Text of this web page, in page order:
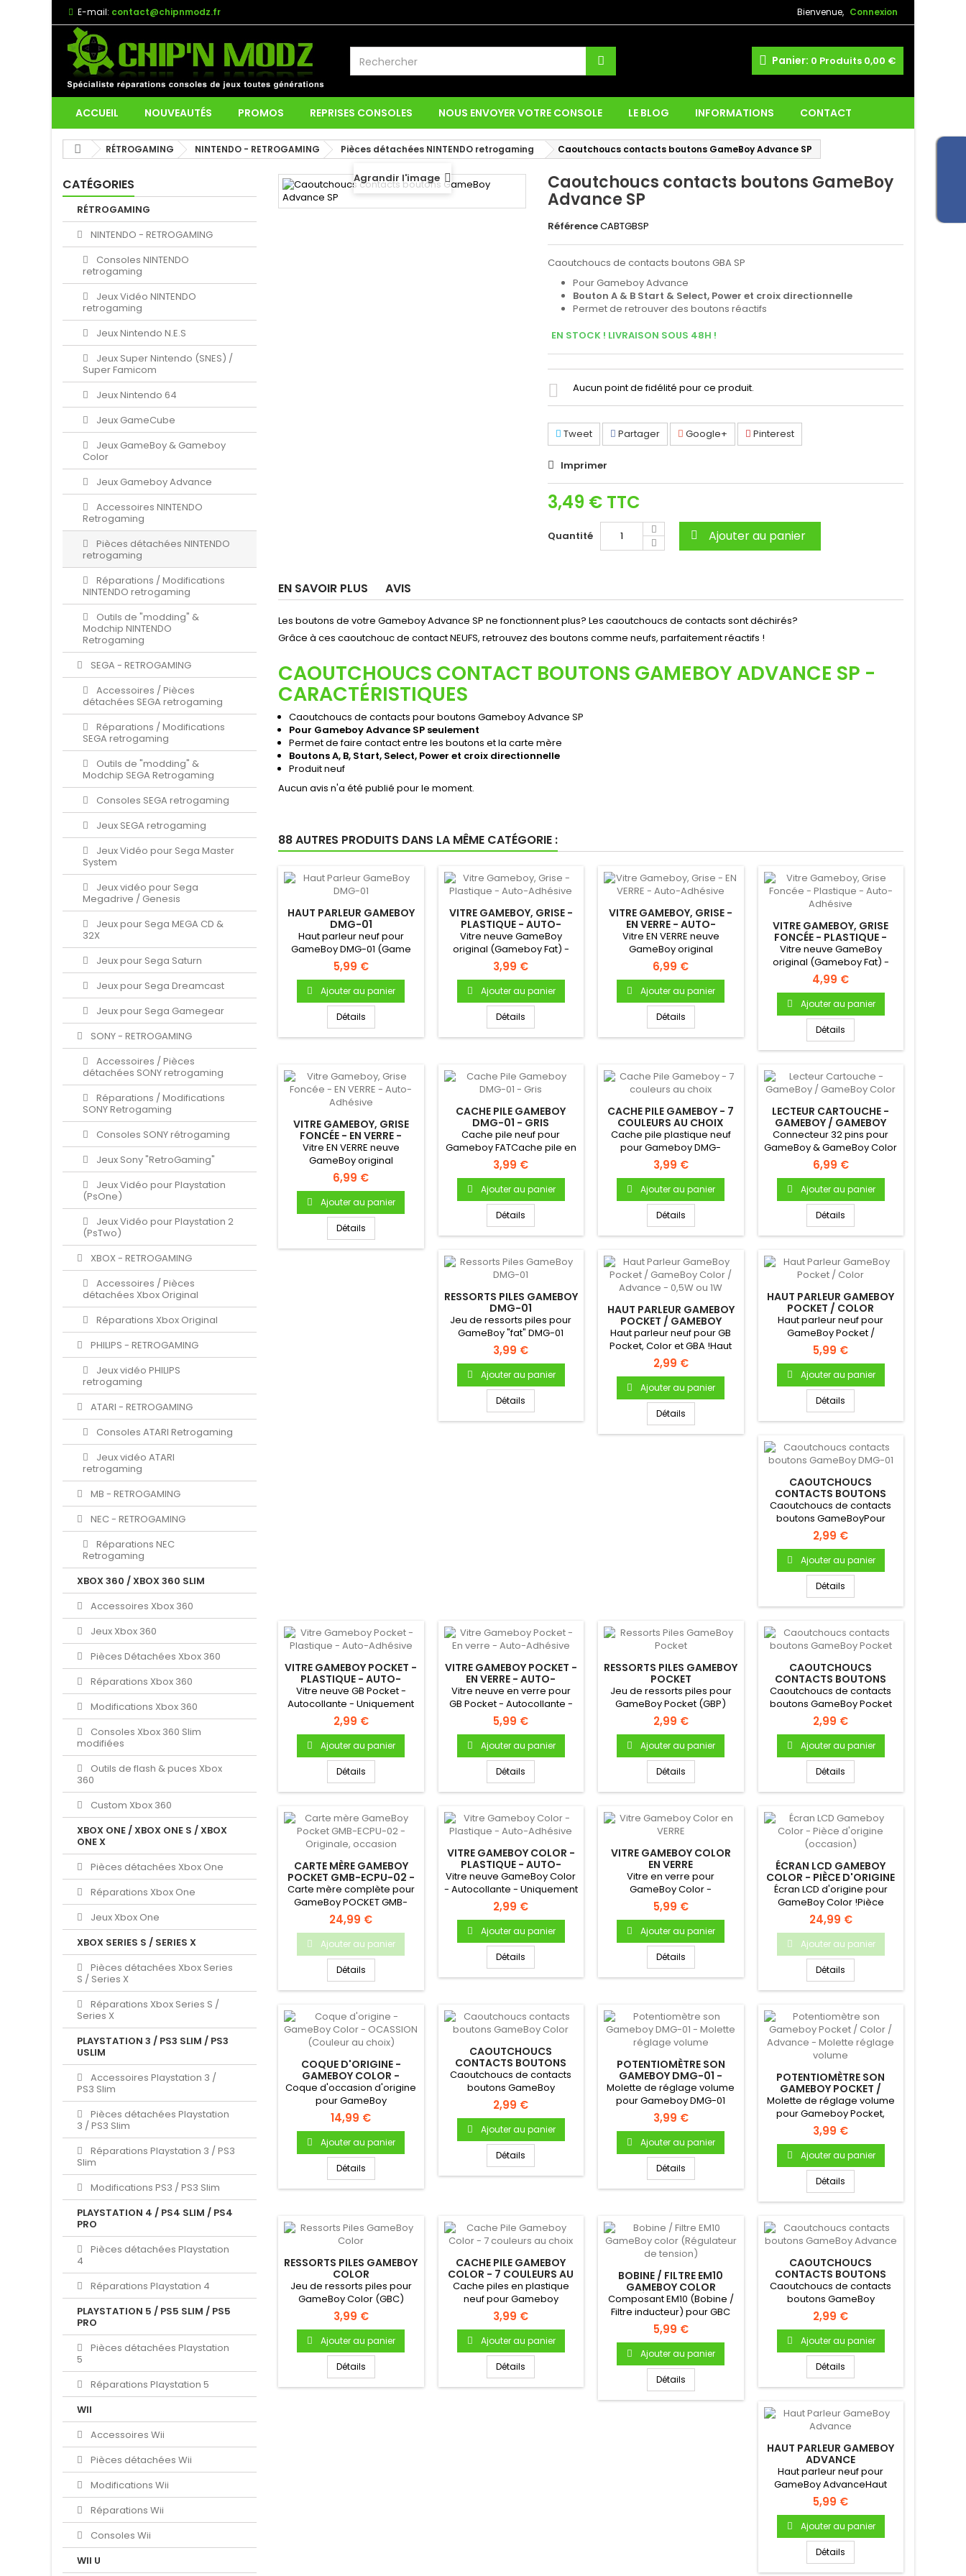
Bienvenue, Connexion
E-mail: contact@chipnmodz.fr
Panier: 0 Produits 0,00 €
ACCUEIL NOUVEAUTÉS PROMOS REPRISES CONSOLES NOUS ENVOYER VOTRE CONSOLE LE BLOG INFORMATIONS CONTACT
RÉTROGAMING NINTENDO - RETROGAMING Pièces détachées NINTENDO retrogaming Caoutchoucs contacts boutons GameBoy Advance SP
CATÉGORIES
RÉTROGAMING
NINTENDO - RETROGAMING
Consoles NINTENDO
retrogaming
Jeux Vidéo NINTENDO
retrogaming
Jeux Nintendo N.E.S
Jeux Super Nintendo (SNES) /
Super Famicom
Jeux Nintendo 64
Jeux GameCube
Jeux GameBoy & Gameboy
Color
Jeux Gameboy Advance
Accessoires NINTENDO
Retrogaming
Pièces détachées NINTENDO
retrogaming
Réparations / Modifications
NINTENDO retrogaming
Outils de "modding" &
Modchip NINTENDO
Retrogaming
SEGA - RETROGAMING
Accessoires / Pièces
détachées SEGA retrogaming
Réparations / Modifications
SEGA retrogaming
Outils de "modding" &
Modchip SEGA Retrogaming
Consoles SEGA retrogaming
Jeux SEGA retrogaming
Jeux Vidéo pour Sega Master
System
Jeux vidéo pour Sega
Megadrive / Genesis
Jeux pour Sega MEGA CD &
32X
Jeux pour Sega Saturn
Jeux pour Sega Dreamcast
Jeux pour Sega Gamegear
SONY - RETROGAMING
Accessoires / Pièces
détachées SONY retrogaming
Réparations / Modifications
SONY Retrogaming
Consoles SONY rétrogaming
Jeux Sony "RetroGaming"
Jeux Vidéo pour Playstation
(PsOne)
Jeux Vidéo pour Playstation 2
(PsTwo)
XBOX - RETROGAMING
Accessoires / Pièces
détachées Xbox Original
Réparations Xbox Original
PHILIPS - RETROGAMING
Jeux vidéo PHILIPS
retrogaming
ATARI - RETROGAMING
Consoles ATARI Retrogaming
Jeux vidéo ATARI
retrogaming
MB - RETROGAMING
NEC - RETROGAMING
Réparations NEC
Retrogaming
XBOX 360 / XBOX 360 SLIM
Accessoires Xbox 360
Jeux Xbox 360
Pièces Détachées Xbox 360
Réparations Xbox 360
Modifications Xbox 360
Consoles Xbox 360 Slim
modifiées
Outils de flash & puces Xbox
360
Custom Xbox 360
XBOX ONE / XBOX ONE S / XBOX
ONE X
Pièces détachées Xbox One
Réparations Xbox One
Jeux Xbox One
XBOX SERIES S / SERIES X
Pièces détachées Xbox Series
S / Series X
Réparations Xbox Series S /
Series X
PLAYSTATION 3 / PS3 SLIM / PS3
USLIM
Accessoires Playstation 3 /
PS3 Slim
Pièces détachées Playstation
3 / PS3 Slim
Réparations Playstation 3 / PS3
Slim
Modifications PS3 / PS3 Slim
PLAYSTATION 4 / PS4 SLIM / PS4
PRO
Pièces détachées Playstation
4
Réparations Playstation 4
PLAYSTATION 5 / PS5 SLIM / PS5
PRO
Pièces détachées Playstation
5
Réparations Playstation 5
WII
Accessoires Wii
Pièces détachées Wii
Modifications Wii
Réparations Wii
Consoles Wii
WII U
Agrandir l'image Caoutchoucs contacts boutons GameBoy
Advance SP
RéférenceCABTGBSP
Caoutchoucs de contacts boutons GBA SP
Pour Gameboy Advance
Bouton A & B Start & Select, Power et croix directionnelle
Permet de retrouver des boutons réactifs
EN STOCK ! LIVRAISON SOUS 48H !
Aucun point de fidélité pour ce produit.
Tweet Partager Google+ Pinterest
Imprimer
3,49 € TTC
Quantité Ajouter au panier
EN SAVOIR PLUS AVIS
Les boutons de votre Gameboy Advance SP ne fonctionnent plus? Les caoutchoucs de contacts sont déchirés?
Grâce à ces caoutchouc de contact NEUFS, retrouvez des boutons comme neufs, parfaitement réactifs !
CAOUTCHOUCS CONTACT BOUTONS GAMEBOY ADVANCE SP -
CARACTÉRISTIQUES
Caoutchoucs de contacts pour boutons Gameboy Advance SP
Pour Gameboy Advance SP seulement
Permet de faire contact entre les boutons et la carte mère
Boutons A, B, Start, Select, Power et croix directionnelle
Produit neuf
Aucun avis n'a été publié pour le moment.
88 AUTRES PRODUITS DANS LA MÊME CATÉGORIE :
HAUT PARLEUR GAMEBOY
DMG-01
Haut parleur neuf pour
GameBoy DMG-01 (Game
Boy Original) !Haut parleur...
5,99 €
Ajouter au panier
Détails
VITRE GAMEBOY, GRISE -
PLASTIQUE - AUTO-
ADHÉSIVE
Vitre neuve GameBoy
original (Gameboy Fat) -
Autocollante - Uniquement
pour...
3,99 €
Ajouter au panier
Détails
VITRE GAMEBOY, GRISE -
EN VERRE - AUTO-
ADHÉSIVE
Vitre EN VERRE neuve
GameBoy original
(Gameboy Fat) -
Autocollante -...
6,99 €
Ajouter au panier
Détails
VITRE GAMEBOY, GRISE
FONCÉE - PLASTIQUE -
AUTO-ADHÉSIVE
Vitre neuve GameBoy
original (Gameboy Fat) -
Autocollante - Uniquement
pour...
4,99 €
Ajouter au panier
Détails
VITRE GAMEBOY, GRISE
FONCÉE - EN VERRE -
AUTO-ADHÉSIVE
Vitre EN VERRE neuve
GameBoy original
(Gameboy Fat) -
Autocollante -...
6,99 €
Ajouter au panier
Détails
CACHE PILE GAMEBOY
DMG-01 - GRIS
Cache pile neuf pour
Gameboy FATCache pile en
plastique Pour Gameboy...
3,99 €
Ajouter au panier
Détails
CACHE PILE GAMEBOY - 7
COULEURS AU CHOIX
Cache pile plastique neuf
pour Gameboy DMG-
01Cache pile en plastique
Pour...
3,99 €
Ajouter au panier
Détails
LECTEUR CARTOUCHE -
GAMEBOY / GAMEBOY
COLOR
Connecteur 32 pins pour
GameBoy & GameBoy Color
Permet la lecture des...
6,99 €
Ajouter au panier
Détails
RESSORTS PILES GAMEBOY
DMG-01
Jeu de ressorts piles pour
GameBoy "fat" DMG-01
3,99 €
Ajouter au panier
Détails
HAUT PARLEUR GAMEBOY
POCKET / GAMEBOY
COLOR / ADVANCE - 0,5W
OU 1W
Haut parleur neuf pour GB
Pocket, Color et GBA !Haut
parleur (enceinte)...
2,99 €
Ajouter au panier
Détails
HAUT PARLEUR GAMEBOY
POCKET / COLOR
Haut parleur neuf pour
GameBoy Pocket /
ColorHaut parleur
(enceinte)...
5,99 €
Ajouter au panier
Détails
CAOUTCHOUCS
CONTACTS BOUTONS
GAMEBOY DMG-01
Caoutchoucs de contacts
boutons GameBoyPour
Gameboy "FAT" DMG-01
Bouton A...
2,99 €
Ajouter au panier
Détails
VITRE GAMEBOY POCKET -
PLASTIQUE - AUTO-
ADHÉSIVE
Vitre neuve GB Pocket -
Autocollante - Uniquement
pour Gameboy Pocket
(avec...
2,99 €
Ajouter au panier
Détails
VITRE GAMEBOY POCKET -
EN VERRE - AUTO-
ADHÉSIVE
Vitre neuve en verre pour
GB Pocket - Autocollante -
Uniquement pour
Gameboy...
5,99 €
Ajouter au panier
Détails
RESSORTS PILES GAMEBOY
POCKET
Jeu de ressorts piles pour
GameBoy Pocket (GBP)
2,99 €
Ajouter au panier
Détails
CAOUTCHOUCS
CONTACTS BOUTONS
GAMEBOY POCKET
Caoutchoucs de contacts
boutons GameBoy Pocket
Pour Gameboy Pocket
Bouton A...
2,99 €
Ajouter au panier
Détails
CARTE MÈRE GAMEBOY
POCKET GMB-ECPU-02 -
ORIGINALE, OCCASION
Carte mère complète pour
GameBoy POCKET GMB-
ECPU-02 Carte mère
d'origine pour...
24,99 €
Ajouter au panier
Détails
VITRE GAMEBOY COLOR -
PLASTIQUE - AUTO-
ADHÉSIVE
Vitre neuve GameBoy Color
- Autocollante - Uniquement
pour Gameboy Color.
2,99 €
Ajouter au panier
Détails
VITRE GAMEBOY COLOR
EN VERRE
Vitre en verre pour
GameBoy Color -
Autocollante - Uniquement
pour Gameboy...
5,99 €
Ajouter au panier
Détails
ÉCRAN LCD GAMEBOY
COLOR - PIÈCE D'ORIGINE
(OCCASION)
Écran LCD d'origine pour
GameBoy Color !Pièce
d'origine Nintendo
Occasion...
24,99 €
Ajouter au panier
Détails
COQUE D'ORIGINE -
GAMEBOY COLOR -
OCASSION (COULEUR AU
CHOIX)
Coque d'occasion d'origine
pour GameBoy
ColorDémontée sur une
console...
14,99 €
Ajouter au panier
Détails
CAOUTCHOUCS
CONTACTS BOUTONS
GAMEBOY COLOR
Caoutchoucs de contacts
boutons GameBoy
ColorPour Gameboy Color
Bouton A...
2,99 €
Ajouter au panier
Détails
POTENTIOMÈTRE SON
GAMEBOY DMG-01 -
MOLETTE RÉGLAGE
VOLUME
Molette de réglage volume
pour Gameboy DMG-01
3,99 €
Ajouter au panier
Détails
POTENTIOMÈTRE SON
GAMEBOY POCKET /
COLOR / ADVANCE -
MOLETTE RÉGLAGE
VOLUME
Molette de réglage volume
pour Gameboy Pocket,
Color ou Advance
3,99 €
Ajouter au panier
Détails
RESSORTS PILES GAMEBOY
COLOR
Jeu de ressorts piles pour
GameBoy Color (GBC)
3,99 €
Ajouter au panier
Détails
CACHE PILE GAMEBOY
COLOR - 7 COULEURS AU
CHOIX
Cache piles en plastique
neuf pour Gameboy
ColorCache pile en
plastique...
3,99 €
Ajouter au panier
Détails
BOBINE / FILTRE EM10
GAMEBOY COLOR
(RÉGULATEUR DE
TENSION)
Composant EM10 (Bobine /
Filtre inducteur) pour GBC
5,99 €
Ajouter au panier
Détails
CAOUTCHOUCS
CONTACTS BOUTONS
GAMEBOY ADVANCE
Caoutchoucs de contacts
boutons GameBoy
AdvancePour Gameboy
Advance Bouton...
2,99 €
Ajouter au panier
Détails
HAUT PARLEUR GAMEBOY
ADVANCE
Haut parleur neuf pour
GameBoy AdvanceHaut
parleur (enceinte) interne
neuf...
5,99 €
Ajouter au panier
Détails